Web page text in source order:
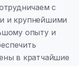
с
и крупнейшими
опыту и
в кратчайшие